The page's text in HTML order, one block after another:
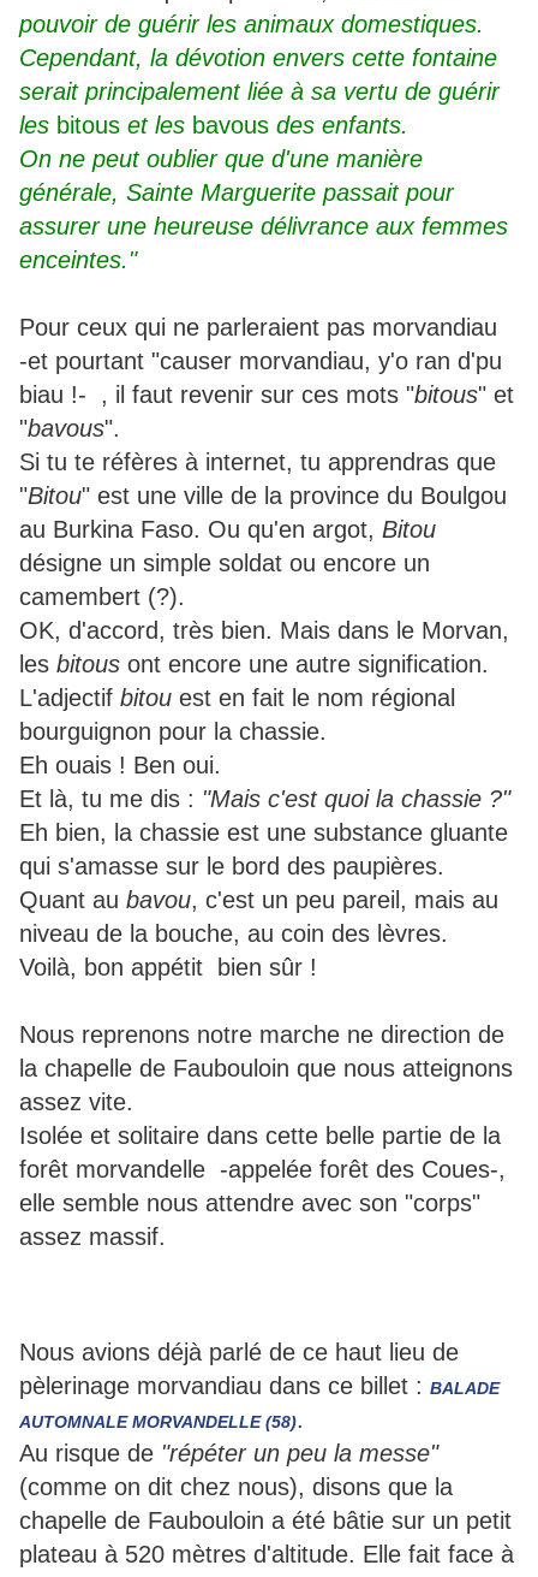
pouvoir de guérir les animaux domestiques.
Cependant, la dévotion envers cette fontaine
serait principalement liée à sa vertu de guérir
les bitous et les bavous des enfants.
On ne peut oublier que d'une manière
générale, Sainte Marguerite passait pour
assurer une heureuse délivrance aux femmes
enceintes."
Pour ceux qui ne parleraient pas morvandiau
-et pourtant "causer morvandiau, y'o ran d'pu
biau !- , il faut revenir sur ces mots "bitous" et
"bavous".
Si tu te réfères à internet, tu apprendras que
"Bitou" est une ville de la province du Boulgou
au Burkina Faso. Ou qu'en argot, Bitou
désigne un simple soldat ou encore un
camembert (?).
OK, d'accord, très bien. Mais dans le Morvan,
les bitous ont encore une autre signification.
L'adjectif bitou est en fait le nom régional
bourguignon pour la chassie.
Eh ouais ! Ben oui.
Et là, tu me dis : "Mais c'est quoi la chassie ?"
Eh bien, la chassie est une substance gluante
qui s'amasse sur le bord des paupières.
Quant au bavou, c'est un peu pareil, mais au
niveau de la bouche, au coin des lèvres.
Voilà, bon appétit bien sûr !
Nous reprenons notre marche ne direction de
la chapelle de Faubouloin que nous atteignons
assez vite.
Isolée et solitaire dans cette belle partie de la
forêt morvandelle -appelée forêt des Coues-,
elle semble nous attendre avec son "corps"
assez massif.
Nous avions déjà parlé de ce haut lieu de
pèlerinage morvandiau dans ce billet : BALADE
AUTOMNALE MORVANDELLE (58).
Au risque de "répéter un peu la messe"
(comme on dit chez nous), disons que la
chapelle de Faubouloin a été bâtie sur un petit
plateau à 520 mètres d'altitude. Elle fait face à